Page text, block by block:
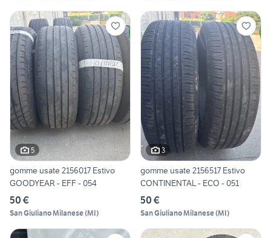
5
gomme usate 2156017 Estivo
GOODYEAR - EFF - 054
50 €
San Giuliano Milanese(MI)
3
gomme usate 2156517 Estivo
CONTINENTAL - ECO - 051
50 €
San Giuliano Milanese(MI)